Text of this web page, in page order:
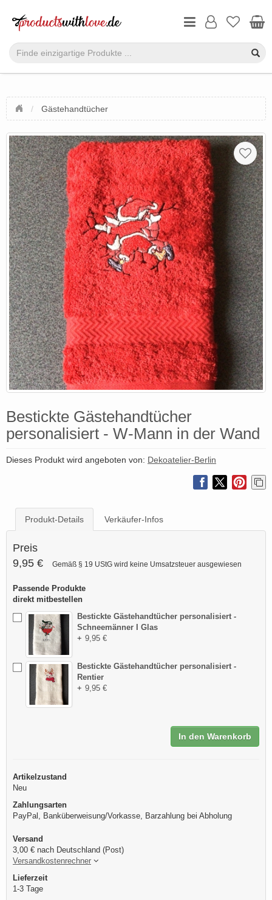
Gästehandtücher
Bestickte Gästehandtücher
personalisiert - W-Mann in der Wand
Dieses Produkt wird angeboten von: Dekoatelier-Berlin
Produkt-Details Verkäufer-Infos
Preis
9,95 €
Gemäß § 19 UStG wird keine Umsatzsteuer ausgewiesen
Passende Produkte
direkt mitbestellen
Bestickte Gästehandtücher personalisiert -
Schneemänner I Glas
+ 9,95 €
Bestickte Gästehandtücher personalisiert -
Rentier
+ 9,95 €
In den Warenkorb
Artikelzustand
Neu
Zahlungsarten
PayPal, Banküberweisung/Vorkasse, Barzahlung bei Abholung
Versand
3,00 € nach Deutschland (Post)
Versandkostenrechner
Lieferzeit
1-3 Tage